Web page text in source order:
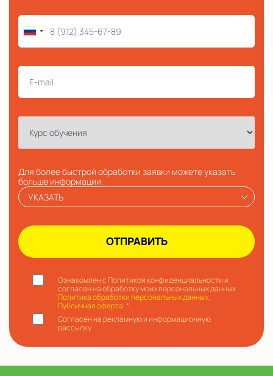
Для более быстрой обработки заявки можете указать
больше информации.
УКАЗАТЬ
Ознакомлен с Политикой конфиденциальности и
согласен на обработку моих персональных данных
Политика обработки персональных данных.
Публичная оферта.*
Согласен на рекламную и информационную
рассылку